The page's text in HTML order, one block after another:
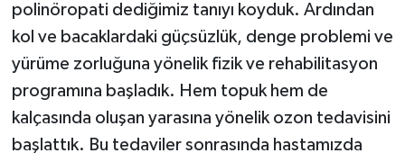
polinöropati dediğimiz tanıyı koyduk. Ardından
kol ve bacaklardaki güçsüzlük, denge problemi ve
yürüme zorluğuna yönelik fizik ve rehabilitasyon
programına başladık. Hem topuk hem de
kalçasında oluşan yarasına yönelik ozon tedavisini
başlattık. Bu tedaviler sonrasında hastamızda